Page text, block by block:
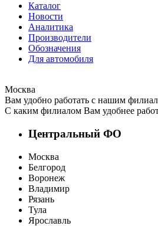
Каталог
Новости
Аналитика
Производители
Обозначения
Для автомобиля
Москва
Вам удобно работать с нашим
С каким филиалом Вам удобнее
Центральный ФО
Москва
Белгород
Воронеж
Владимир
Рязань
Тула
Ярославль